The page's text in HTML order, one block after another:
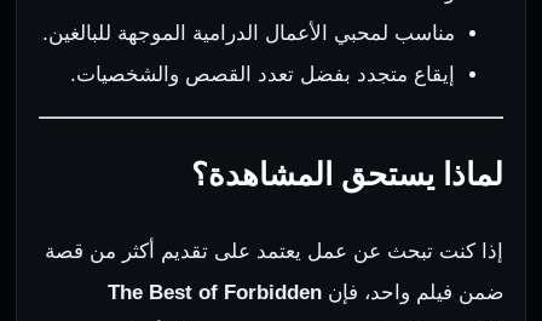
مناسب لمحبي الأعمال الدرامية الموجهة للبالغين.
إيقاع متجدد بفضل تعدد القصص والشخصيات.
لماذا يستحق المشاهدة؟
إذا كنت تبحث عن عمل يعتمد على تقديم أكثر من قصة
ضمن فيلم واحد، فإنThe Best of Forbidden